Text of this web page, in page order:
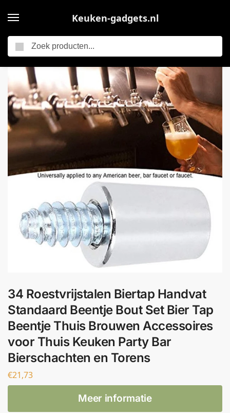
Keuken-gadgets.nl
34 Roestvrijstalen Biertap Handvat Standaard Beentje Bout Set Bier Tap Beentje Thuis Brouwen Accessoires voor Thuis Keuken Party Bar Bierschachten en Torens
34 Roestvrijstalen Biertap Handvat
Standaard Beentje Bout Set Bier Tap
Beentje Thuis Brouwen Accessoires
voor Thuis Keuken Party Bar
Bierschachten en Torens
€21,73
Meer informatie